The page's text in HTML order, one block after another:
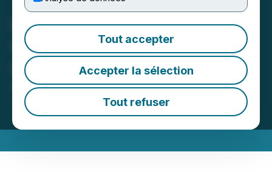
Tout accepter
Accepter la sélection
Tout refuser
Dios Prepares a Drilling
Program on Its AU33 Gold
Project
March 10, 2026 8:45 AM EDT | Source:Dios
Exploration Inc.